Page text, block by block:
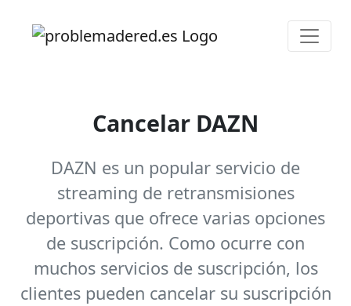
Cancelar DAZN
DAZN es un popular servicio de
streaming de retransmisiones
deportivas que ofrece varias opciones
de suscripción. Como ocurre con
muchos servicios de suscripción, los
clientes pueden cancelar su suscripción